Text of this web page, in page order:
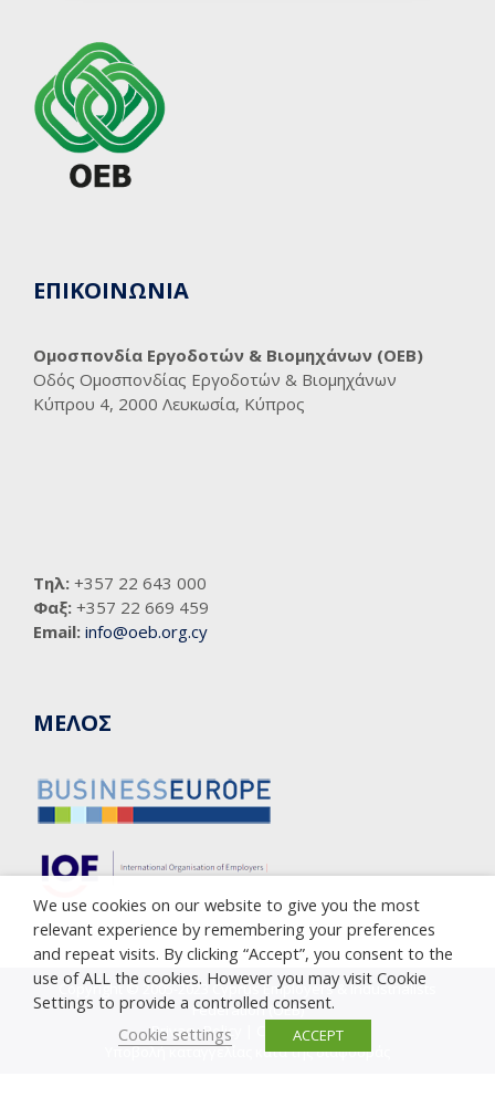
ΕΠΙΚΟΙΝΩΝΙΑ
Ομοσπονδία Εργοδοτών & Βιομηχάνων (ΟΕΒ)
Οδός Ομοσπονδίας Εργοδοτών & Βιομηχάνων
Κύπρου 4, 2000 Λευκωσία, Κύπρος
Τηλ: +357 22 643 000
Φαξ: +357 22 669 459
Email: info@oeb.org.cy
ΜΕΛΟΣ
Copyright © 2005-2023 Cyprus Employers & Industrialists
Federation (OEB)
Privacy Policy
Cookie Policy
Υποβολή καταγγελίας κατά της διαφθοράς
We use cookies on our website to give you the most
relevant experience by remembering your preferences
and repeat visits. By clicking “Accept”, you consent to the
use of ALL the cookies. However you may visit Cookie
Settings to provide a controlled consent.
Cookie settings
ACCEPT